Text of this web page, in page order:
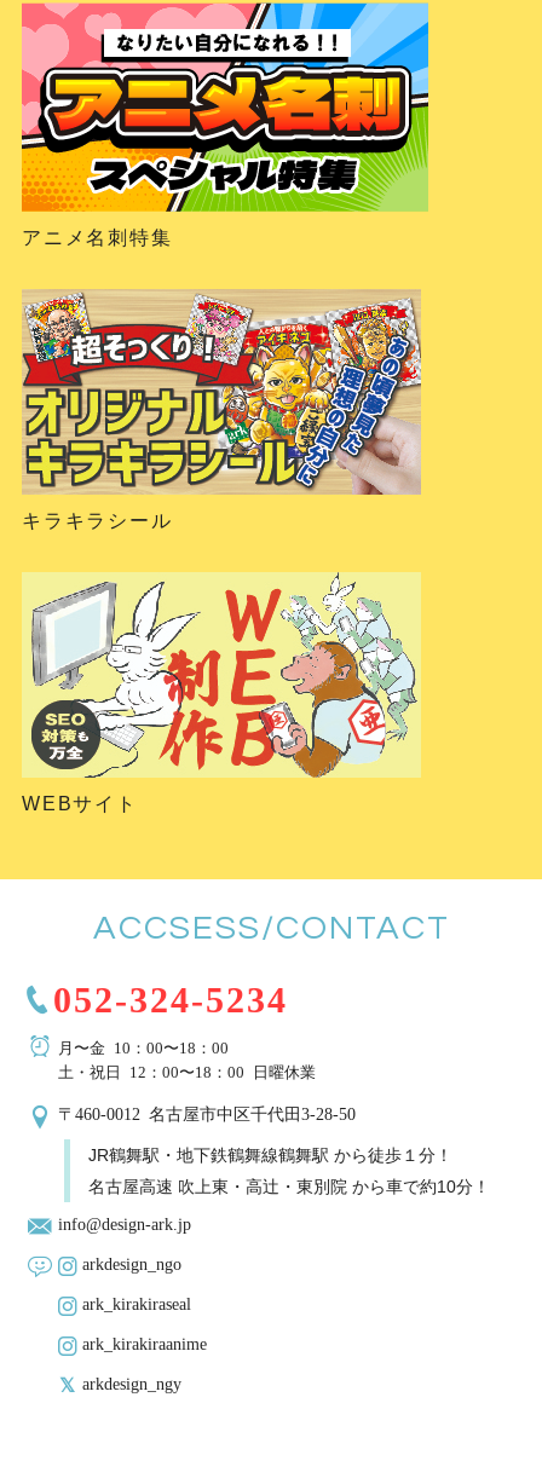
アニメ名刺特集
キラキラシール
WEBサイト
ACCSESS/CONTACT
052-324-5234
月〜金 10：00〜18：00
土・祝日 12：00〜18：00 日曜休業
〒460-0012 名古屋市中区千代田3-28-50
JR鶴舞駅・地下鉄鶴舞線鶴舞駅 から徒歩１分！
名古屋高速 吹上東・高辻・東別院 から車で約10分！
info@design-ark.jp
arkdesign_ngo
ark_kirakiraseal
ark_kirakiraanime
arkdesign_ngy